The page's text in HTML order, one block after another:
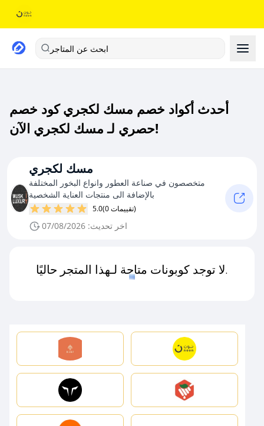
ابحث عن المتاجر
أحدث أكواد خصم مسك لكجري كود خصم
حصري لـ مسك لكجري الآن!
مسك لكجري
متخصصون في صناعة العطور وانواع البخور المختلفة
بالإضافة الى منتجات العناية الشخصية
5.0 (0 تقييمات)
اخر تحديث: 07/08/2026
لا توجد كوبونات متاحة لـهذا المتجر حاليًا.